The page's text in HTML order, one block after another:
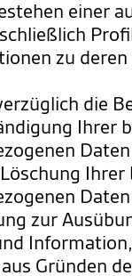
einer
zu
die
Ihrer
Ihrer
zur
Gründen